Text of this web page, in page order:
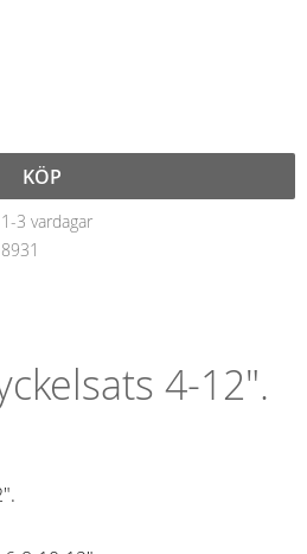
KÖP
1-3 vardagar
8931
4-12".